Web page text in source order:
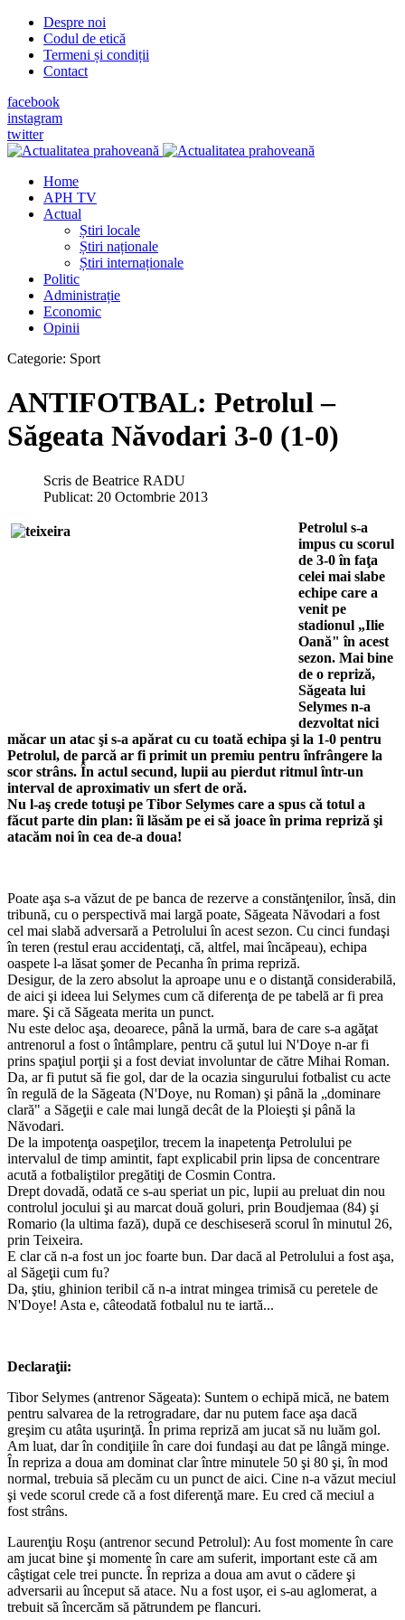
Despre noi
Codul de etică
Termeni și condiții
Contact
facebook
instagram
twitter
Home
APH TV
Actual
Știri locale
Știri naționale
Știri internaționale
Politic
Administrație
Economic
Opinii
Categorie: Sport
ANTIFOTBAL: Petrolul –
Săgeata Năvodari 3-0 (1-0)
Scris de Beatrice RADU
Publicat: 20 Octombrie 2013
Petrolul s-a
impus cu scorul
de 3-0 în faţa
celei mai slabe
echipe care a
venit pe
stadionul „Ilie
Oană" în acest
sezon. Mai bine
de o repriză,
Săgeata lui
Selymes n-a
dezvoltat nici
măcar un atac şi s-a apărat cu cu toată echipa şi la 1-0 pentru
Petrolul, de parcă ar fi primit un premiu pentru înfrângere la
scor strâns. În actul secund, lupii au pierdut ritmul într-un
interval de aproximativ un sfert de oră.
Nu l-aş crede totuşi pe Tibor Selymes care a spus că totul a
făcut parte din plan: îi lăsăm pe ei să joace în prima repriză şi
atacăm noi în cea de-a doua!
Poate aşa s-a văzut de pe banca de rezerve a constănţenilor, însă, din
tribună, cu o perspectivă mai largă poate, Săgeata Năvodari a fost
cel mai slabă adversară a Petrolului în acest sezon. Cu cinci fundaşi
în teren (restul erau accidentaţi, că, altfel, mai încăpeau), echipa
oaspete l-a lăsat şomer de Pecanha în prima repriză.
Desigur, de la zero absolut la aproape unu e o distanţă considerabilă,
de aici şi ideea lui Selymes cum că diferenţa de pe tabelă ar fi prea
mare. Şi că Săgeata merita un punct.
Nu este deloc aşa, deoarece, până la urmă, bara de care s-a agăţat
antrenorul a fost o întâmplare, pentru că şutul lui N'Doye n-ar fi
prins spaţiul porţii şi a fost deviat involuntar de către Mihai Roman.
Da, ar fi putut să fie gol, dar de la ocazia singurului fotbalist cu acte
în regulă de la Săgeata (N'Doye, nu Roman) şi până la „dominare
clară" a Săgeţii e cale mai lungă decât de la Ploieşti şi până la
Năvodari.
De la impotenţa oaspeţilor, trecem la inapetenţa Petrolului pe
intervalul de timp amintit, fapt explicabil prin lipsa de concentrare
acută a fotbaliştilor pregătiţi de Cosmin Contra.
Drept dovadă, odată ce s-au speriat un pic, lupii au preluat din nou
controlul jocului şi au marcat două goluri, prin Boudjemaa (84) şi
Romario (la ultima fază), după ce deschiseseră scorul în minutul 26,
prin Teixeira.
E clar că n-a fost un joc foarte bun. Dar dacă al Petrolului a fost aşa,
al Săgeţii cum fu?
Da, ştiu, ghinion teribil că n-a intrat mingea trimisă cu peretele de
N'Doye! Asta e, câteodată fotbalul nu te iartă...
Declaraţii:
Tibor Selymes (antrenor Săgeata): Suntem o echipă mică, ne batem
pentru salvarea de la retrogradare, dar nu putem face aşa dacă
greşim cu atâta uşurinţă. În prima repriză am jucat să nu luăm gol.
Am luat, dar în condiţiile în care doi fundaşi au dat pe lângă minge.
În repriza a doua am dominat clar între minutele 50 şi 80 şi, în mod
normal, trebuia să plecăm cu un punct de aici. Cine n-a văzut meciul
şi vede scorul crede că a fost diferenţă mare. Eu cred că meciul a
fost strâns.
Laurenţiu Roşu (antrenor secund Petrolul): Au fost momente în care
am jucat bine şi momente în care am suferit, important este că am
câştigat cele trei puncte. În repriza a doua am avut o cădere şi
adversarii au început să atace. Nu a fost uşor, ei s-au aglomerat, a
trebuit să încercăm să pătrundem pe flancuri.